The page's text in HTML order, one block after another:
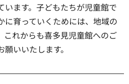
います。子どもたちが児童館で
に育っていくためには、地域の
これからも喜多見児童館へのご
いいたします。